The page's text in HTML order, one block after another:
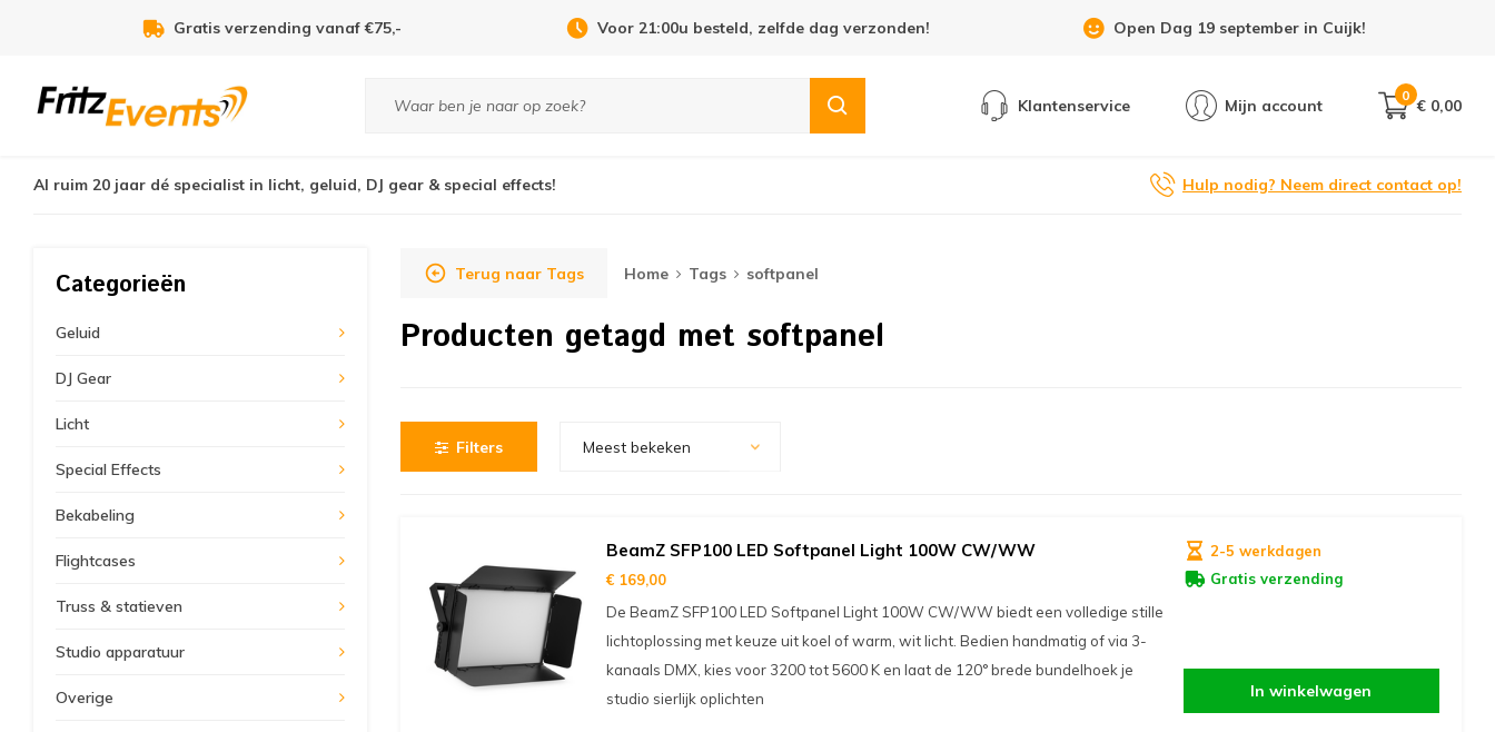
Gratis verzending vanaf €75,- Voor 21:00u besteld, zelfde dag verzonden! Open Dag 19 september in Cuijk!
Klantenservice Mijn account
0
€ 0,00
Al ruim 20 jaar dé specialist in licht, geluid, DJ gear & special effects! Hulp nodig? Neem direct contact op!
Categorieën
Geluid
DJ Gear
Licht
Special Effects
Bekabeling
Flightcases
Truss & statieven
Studio apparatuur
Overige
Terug naar Tags Home Tags softpanel
Producten getagd met softpanel
Filters Meest bekeken
BeamZ SFP100 LED Softpanel Light 100W CW/WW
€ 169,00
De BeamZ SFP100 LED Softpanel Light 100W CW/WW biedt een volledige stille
lichtoplossing met keuze uit koel of warm, wit licht. Bedien handmatig of via 3-
kanaals DMX, kies voor 3200 tot 5600 K en laat de 120° brede bundelhoek je
studio sierlijk oplichten
2-5 werkdagen
Gratis verzending
In winkelwagen